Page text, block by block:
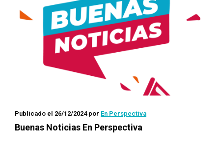
Publicado el 26/12/2024por En Perspectiva
Buenas Noticias En Perspectiva